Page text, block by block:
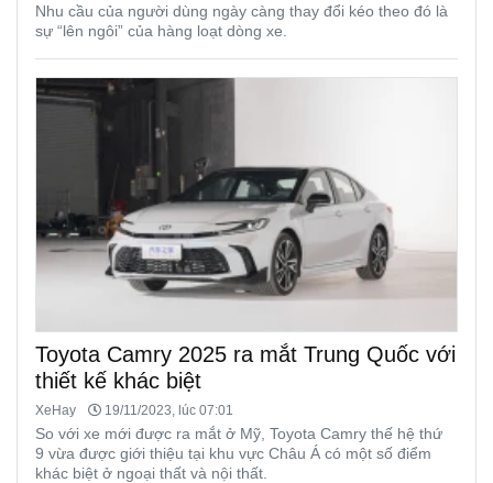
Nhu cầu của người dùng ngày càng thay đổi kéo theo đó là
sự “lên ngôi” của hàng loạt dòng xe.
Toyota Camry 2025 ra mắt Trung Quốc với
thiết kế khác biệt
XeHay 19/11/2023, lúc 07:01
So với xe mới được ra mắt ở Mỹ, Toyota Camry thế hệ thứ
9 vừa được giới thiệu tại khu vực Châu Á có một số điểm
khác biệt ở ngoại thất và nội thất.